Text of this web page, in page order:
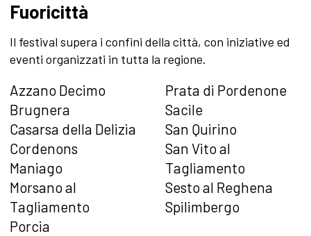
Fuoricittà
Il festival supera i confini della città, con iniziative ed
eventi organizzati in tutta la regione.
Azzano Decimo
Brugnera
Casarsa della Delizia
Cordenons
Maniago
Morsano al
Tagliamento
Porcia
Prata di Pordenone
Sacile
San Quirino
San Vito al
Tagliamento
Sesto al Reghena
Spilimbergo